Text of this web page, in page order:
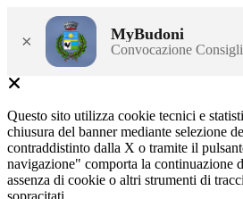
× MyBudoni
Convocazione
Questo sito utilizza cookie tecnici e
chiusura del banner mediante selezione
contraddistinto dalla X o tramite il
navigazione" comporta la continuazione
assenza di cookie o altri strumenti di
sopracitati.